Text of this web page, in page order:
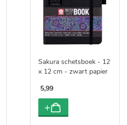
Sakura schetsboek - 12
x 12 cm - zwart papier
5,99